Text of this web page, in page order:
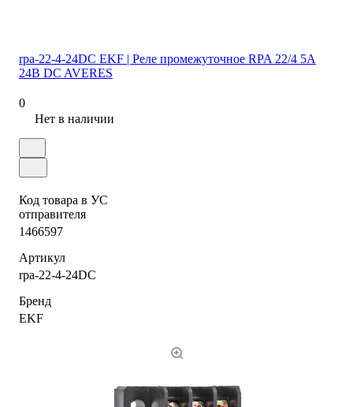
rpa-22-4-24DC EKF | Реле промежуточное RPA 22/4 5А
24В DC AVERES
0
Нет в наличии
Код товара в УС
отправителя
1466597
Артикул
rpa-22-4-24DC
Бренд
EKF